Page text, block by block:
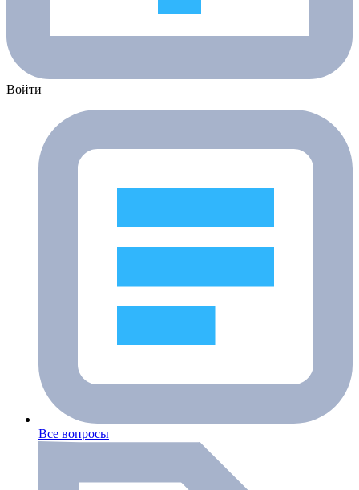
Войти
Все вопросы